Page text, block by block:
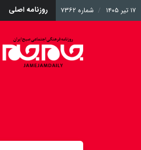
۱۷ تیر ۱۴۰۵ شماره ۷۳۶۲ روزنامه اصلی